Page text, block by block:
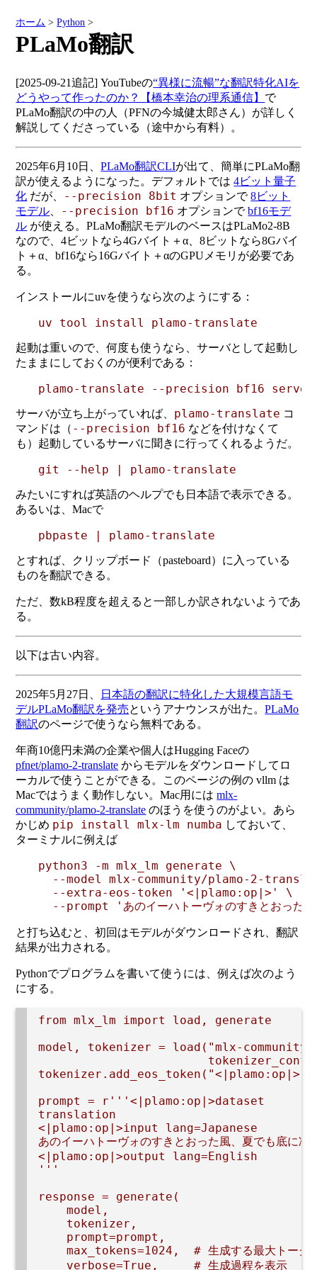
ホーム >Python >
PLaMo翻訳
[2025-09-21追記] YouTubeの“異様に流暢”な翻訳特化AIを
どうやって作ったのか？【橋本幸治の理系通信】 で
PLaMo翻訳の中の人（PFNの今城健太郎さん）が詳しく
解説してくださっている（途中から有料）。
2025年6月10日、PLaMo翻訳CLIが出て、簡単にPLaMo翻
訳が使えるようになった。デフォルトでは4ビット量子
化 だが、 --precision 8bit オプションで8ビット
モデル
--precision bf16 オプションでbf16モデ
ル が使える。PLaMo翻訳モデルのベースはPLaMo2-8B
なので、4ビットなら4Gバイト＋α、8ビットなら8Gバイ
ト＋α、bf16なら16Gバイト＋αのGPUメモリが必要であ
る。
インストールにuvを使うなら次のようにする：
起動は重いので、何度も使うなら、サーバとして起動し
たままにしておくのが便利である：
サーバが立ち上がっていれば、 plamo-translate コ
マンドは（ --precision bf16 などを付けなくて
も）起動しているサーバに聞きに行ってくれるようだ。
みたいにすれば英語のヘルプでも日本語で表示できる。
あるいは、Macで
とすれば、クリップボード（pasteboard）に入っている
ものを翻訳できる。
ただ、数kB程度を超えると一部しか訳されないようであ
る。
以下は古い内容。
2025年5月27日、
日本語の翻訳に特化した大規模言語モ
デルPLaMo翻訳を発売というアナウンスが出た。PLaMo
翻訳のページで使うなら無料である。
年商10億円未満の企業や個人はHugging Faceの
pfnet/plamo-2-translate からモデルをダウンロードしてロ
ーカルで使うことができる。このページの例の vllm は
Macではうまく動作しない。Mac用にはmlx-
community/plamo-2-translate のほうを使うのがよい。あら
かじめ pip install mlx-lm numba しておいて、
ターミナルに例えば
python3 -m mlx_lm generate \
--model mlx-community/plamo-2-
  --extra-eos-token '<|plamo:op|>' \
と打ち込むと、初回はモデルがダウンロードされ、翻訳
結果が出力される。
Pythonでプログラムを書いて使うには、例えば次のよう
にする。
from mlx_lm import load, generate
model, tokenizer = load("mlx-
tokenizer.add_eos_token("<|plamo:op|>")
prompt = r'''<|plamo:op|>dataset
translation
<|plamo:op|>input lang=Japanese
あのイーハトーヴォのすきとおった風、夏でも底に
<|plamo:op|>output lang=English
'''
response = generate(
    model,
    tokenizer,
    prompt=prompt,
max_tokens=1024,  # 生成する最大トーク
    verbose=True,     # 生成過程を表示